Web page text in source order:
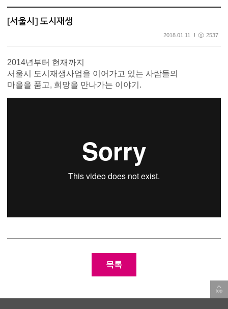
스타트업
회원마당
포럼부설연구소
[서울시] 도시재생
2018.01.11 2537
2014년부터 현재까지
서울시 도시재생사업을 이어가고 있는 사람들의
마을을 품고, 희망을 만나가는 이야기.
목록